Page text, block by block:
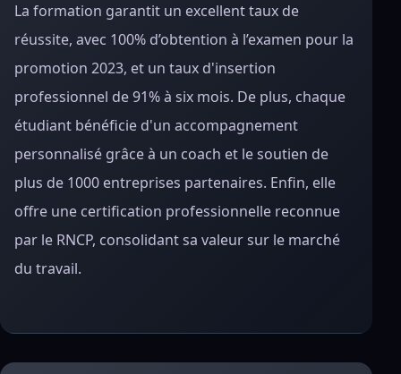
La formation garantit un excellent taux de
réussite, avec 100% d’obtention à l’examen pour la
promotion 2023, et un taux d'insertion
professionnel de 91% à six mois. De plus, chaque
étudiant bénéficie d'un accompagnement
personnalisé grâce à un coach et le soutien de
plus de 1000 entreprises partenaires. Enfin, elle
offre une certification professionnelle reconnue
par le RNCP, consolidant sa valeur sur le marché
du travail.